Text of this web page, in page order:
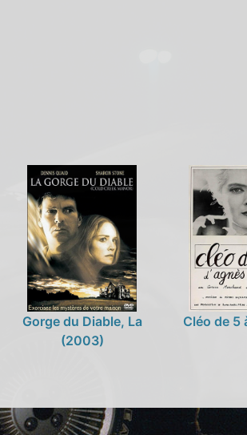
Gorge du Diable, La
(2003)
Cléo de 5